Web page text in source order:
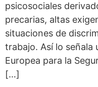
psicosociales
precarias, altas
situaciones de
trabajo. Así lo señala
Europea para la
[…]